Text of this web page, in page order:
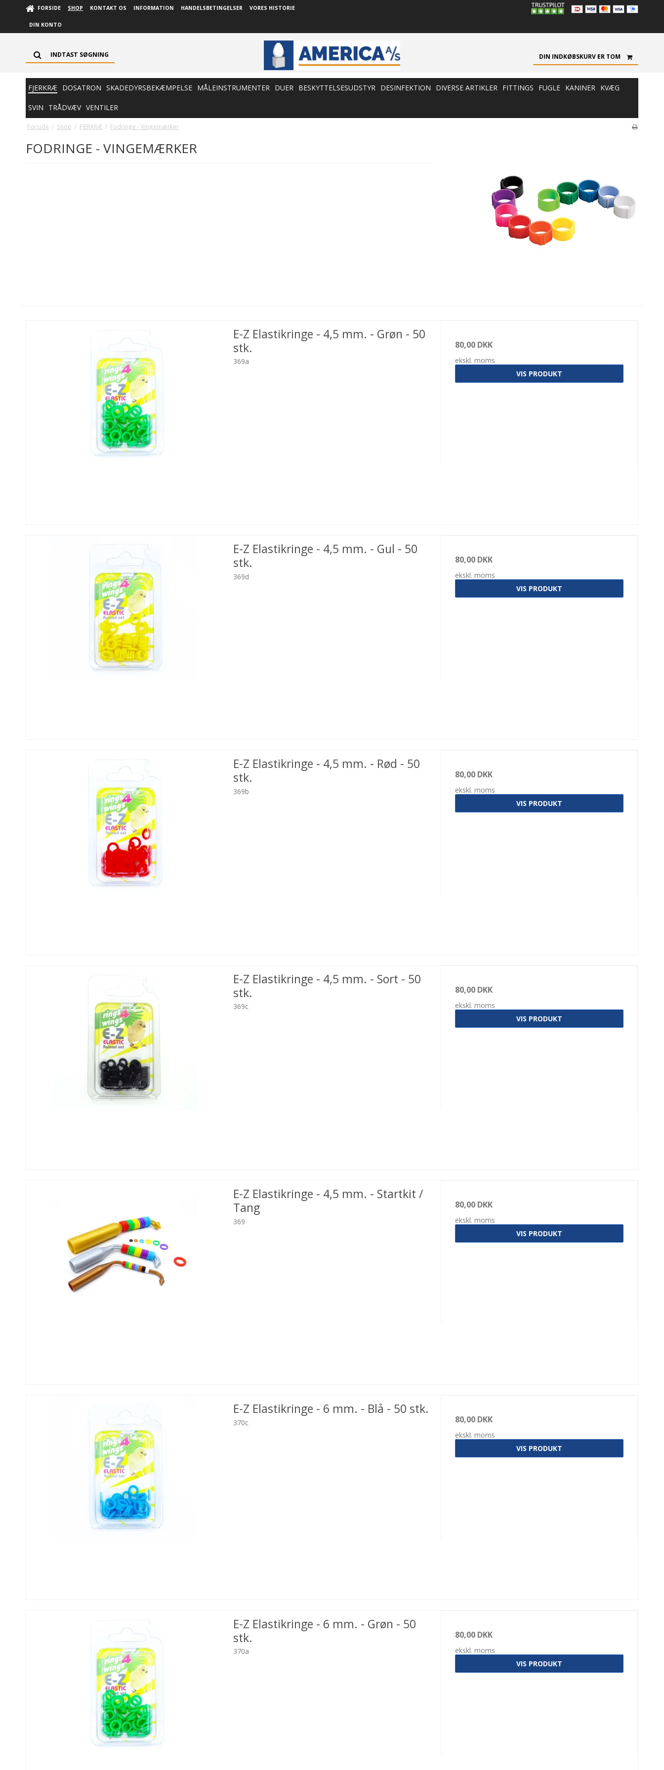
FORSIDE SHOP KONTAKT OS INFORMATION HANDELSBETINGELSER VORES HISTORIE
DIN KONTO
DIN INDKØBSKURV ER TOM
FJERKRÆ DOSATRON SKADEDYRSBEKÆMPELSE MÅLEINSTRUMENTER DUER BESKYTTELSESUDSTYR DESINFEKTION DIVERSE ARTIKLER FITTINGS FUGLE KANINER KVÆG
SVIN TRÅDVÆV VENTILER
Forside / Shop / FJERKRÆ / Fodringe - Vingemærker
FODRINGE - VINGEMÆRKER
E-Z Elastikringe - 4,5 mm. - Grøn - 50
stk.
369a
80,00 DKK
ekskl. moms
VIS PRODUKT
E-Z Elastikringe - 4,5 mm. - Gul - 50
stk.
369d
80,00 DKK
ekskl. moms
VIS PRODUKT
E-Z Elastikringe - 4,5 mm. - Rød - 50
stk.
369b
80,00 DKK
ekskl. moms
VIS PRODUKT
E-Z Elastikringe - 4,5 mm. - Sort - 50
stk.
369c
80,00 DKK
ekskl. moms
VIS PRODUKT
E-Z Elastikringe - 4,5 mm. - Startkit /
Tang
369
80,00 DKK
ekskl. moms
VIS PRODUKT
E-Z Elastikringe - 6 mm. - Blå - 50 stk.
370c 80,00 DKK
ekskl. moms
VIS PRODUKT
E-Z Elastikringe - 6 mm. - Grøn - 50
stk.
370a
80,00 DKK
ekskl. moms
VIS PRODUKT